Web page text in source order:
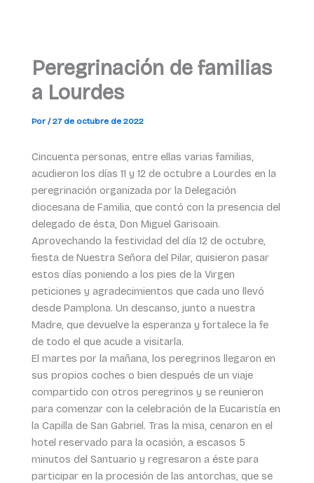
Peregrinación de familias
a Lourdes
Por /27 de octubre de 2022
Cincuenta personas, entre ellas varias familias,
acudieron los días 11 y 12 de octubre a Lourdes en la
peregrinación organizada por la Delegación
diocesana de Familia, que contó con la presencia del
delegado de ésta, Don Miguel Garisoain.
Aprovechando la festividad del día 12 de octubre,
fiesta de Nuestra Señora del Pilar, quisieron pasar
estos días poniendo a los pies de la Virgen
peticiones y agradecimientos que cada uno llevó
desde Pamplona. Un descanso, junto a nuestra
Madre, que devuelve la esperanza y fortalece la fe
de todo el que acude a visitarla.
El martes por la mañana, los peregrinos llegaron en
sus propios coches o bien después de un viaje
compartido con otros peregrinos y se reunieron
para comenzar con la celebración de la Eucaristía en
la Capilla de San Gabriel. Tras la misa, cenaron en el
hotel reservado para la ocasión, a escasos 5
minutos del Santuario y regresaron a éste para
participar en la procesión de las antorchas, que se